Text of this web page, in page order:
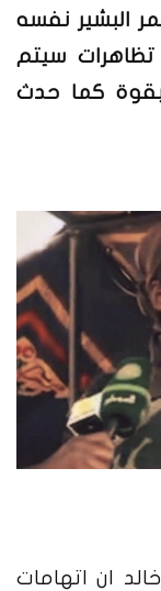
البشير نفسه
تظاهرات سيتم
كما حدث
ان اتهامات